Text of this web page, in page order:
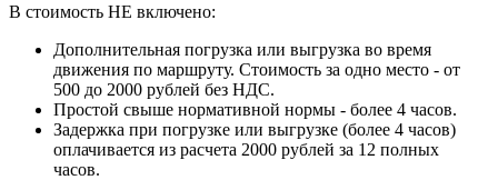
В стоимость НЕ включено:
Дополнительная погрузка или выгрузка во время
движения по маршруту. Стоимость за одно место - от
500 до 2000 рублей без НДС.
Простой свыше нормативной нормы - более 4 часов.
Задержка при погрузке или выгрузке (более 4 часов)
оплачивается из расчета 2000 рублей за 12 полных
часов.